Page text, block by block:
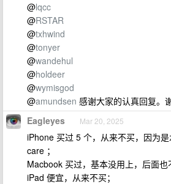
@lqcc
@RSTAR
@txhwind
@tonyer
@wandehul
@holdeer
@wymisgod
@amundsen 感谢大家的认真回复。
Eagleyes Mar 20, 2025
iPhone 买过 5 个，从来不买，因为
care ；
Macbook 买过，基本没用上，后面也
iPad 便宜，从来不买；